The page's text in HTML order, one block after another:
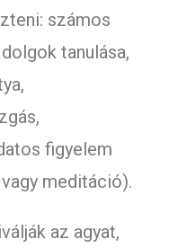
számos
tanulása,
figyelem
meditáció).
az agyat,